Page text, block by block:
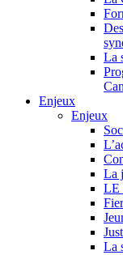
La
Enjeux
Enjeux
La
LE
La